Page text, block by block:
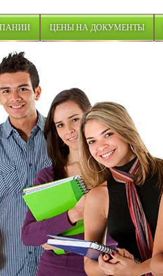
ЦЕНЫ НА ДОКУМЕНТЫ